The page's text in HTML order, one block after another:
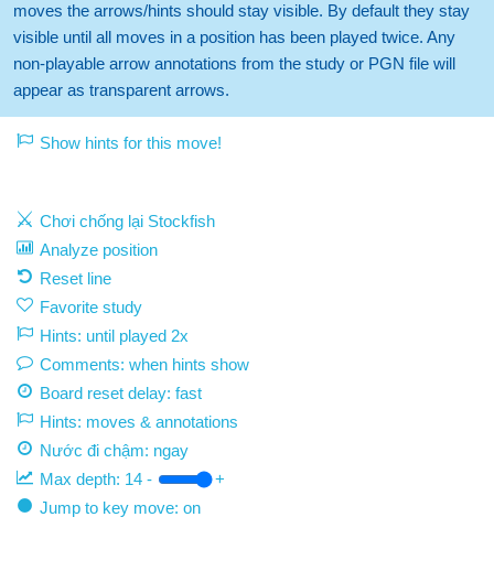
moves the arrows/hints should stay visible. By default they stay
visible until all moves in a position has been played twice. Any
non-playable arrow annotations from the study or PGN file will
appear as transparent arrows.
Show hints for this move!
Chơi chống lại Stockfish
Analyze position
Reset line
Favorite study
Hints: until played 2x
Comments: when hints show
Board reset delay: fast
Hints: moves & annotations
Nước đi chậm: ngay
Max depth: 14 -
+
Jump to key move: on